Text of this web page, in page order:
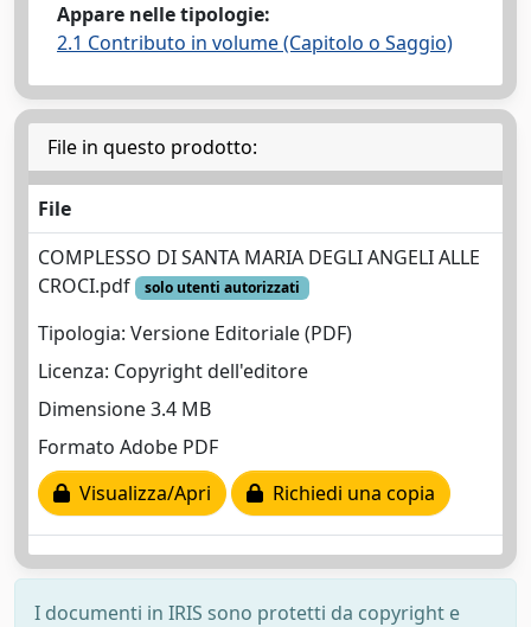
Appare nelle tipologie:
2.1 Contributo in volume (Capitolo o Saggio)
File in questo prodotto:
File
COMPLESSO DI SANTA MARIA DEGLI ANGELI ALLE
CROCI.pdf
solo utenti autorizzati
Tipologia: Versione Editoriale (PDF)
Licenza: Copyright dell'editore
Dimensione 3.4 MB
Formato Adobe PDF
Visualizza/Apri
Richiedi una copia
I documenti in IRIS sono protetti da copyright e